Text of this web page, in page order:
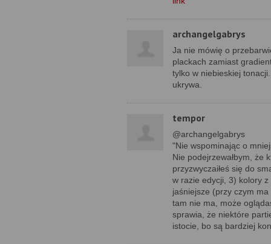
archangelgabrys
Ja nie mówię o
plackach zamiast
tylko w niebieskiej
ukrywa.
tempor
@archangelgabrys
"Nie wspominając o
Nie podejrzewałbym, że
przyzwyczaiłeś się do
w razie edycji, 3) kolory
jaśniejsze (przy czym
tam nie ma, może
sprawia, że niektóre
istocie, bo są bardziej